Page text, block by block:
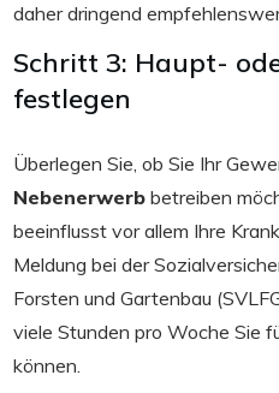
daher dringend
Schritt 3: Haupt-
festlegen
Überlegen Sie, ob Sie Ihr
Nebenerwerb betreiben
beeinflusst vor allem Ihre
Meldung bei der
Forsten und Gartenbau
viele Stunden pro Woche Sie
können.